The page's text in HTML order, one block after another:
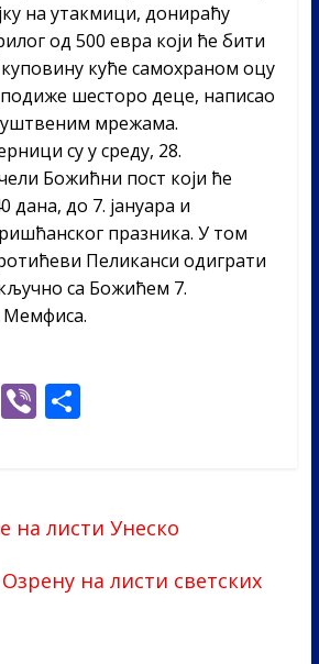
на утакмици, донираћу
од 500 евра који ће бити
куће самохраном оцу
подиже шесторо деце, написао
мрежама.
су у среду, 28.
Божићни пост који ће
дана, до 7. јануара и
празника. У том
Пеликанси одиграти
са Божићем 7.
Мемфиса.
Vi S
на листи Унеско
на листи светских